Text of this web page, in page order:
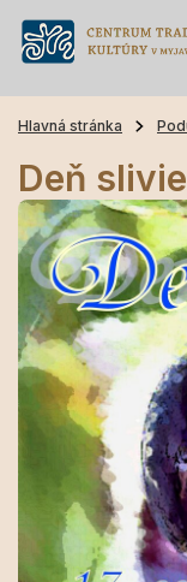
Hlavná stránka
Deň